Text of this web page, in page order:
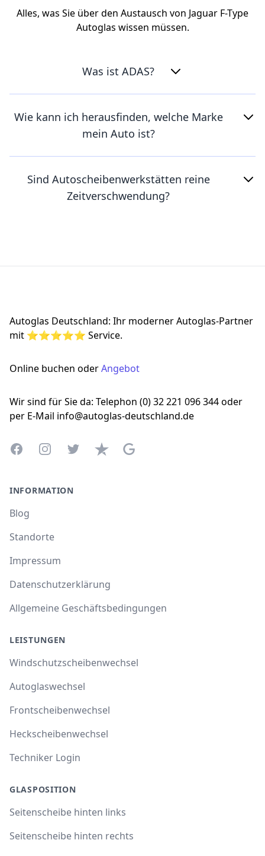
Alles, was Sie über den Austausch von Jaguar F-Type
Autoglas wissen müssen.
Was ist ADAS?
Wie kann ich herausfinden, welche Marke
mein Auto ist?
Sind Autoscheibenwerkstätten reine
Zeitverschwendung?
Autoglas Deutschland: Ihr moderner Autoglas-Partner
mit ⭐⭐⭐⭐⭐ Service.
Online buchen oderAngebot
Wir sind für Sie da: Telephon (0) 32 221 096 344 oder
per E-Mail info@autoglas-deutschland.de
FacebookInstagramTwitterTrustpilotGoogle Business Profile
INFORMATION
Blog
Standorte
Impressum
Datenschutzerklärung
Allgemeine Geschäftsbedingungen
LEISTUNGEN
Windschutzscheibenwechsel
Autoglaswechsel
Frontscheibenwechsel
Heckscheibenwechsel
Techniker Login
GLASPOSITION
Seitenscheibe hinten links
Seitenscheibe hinten rechts